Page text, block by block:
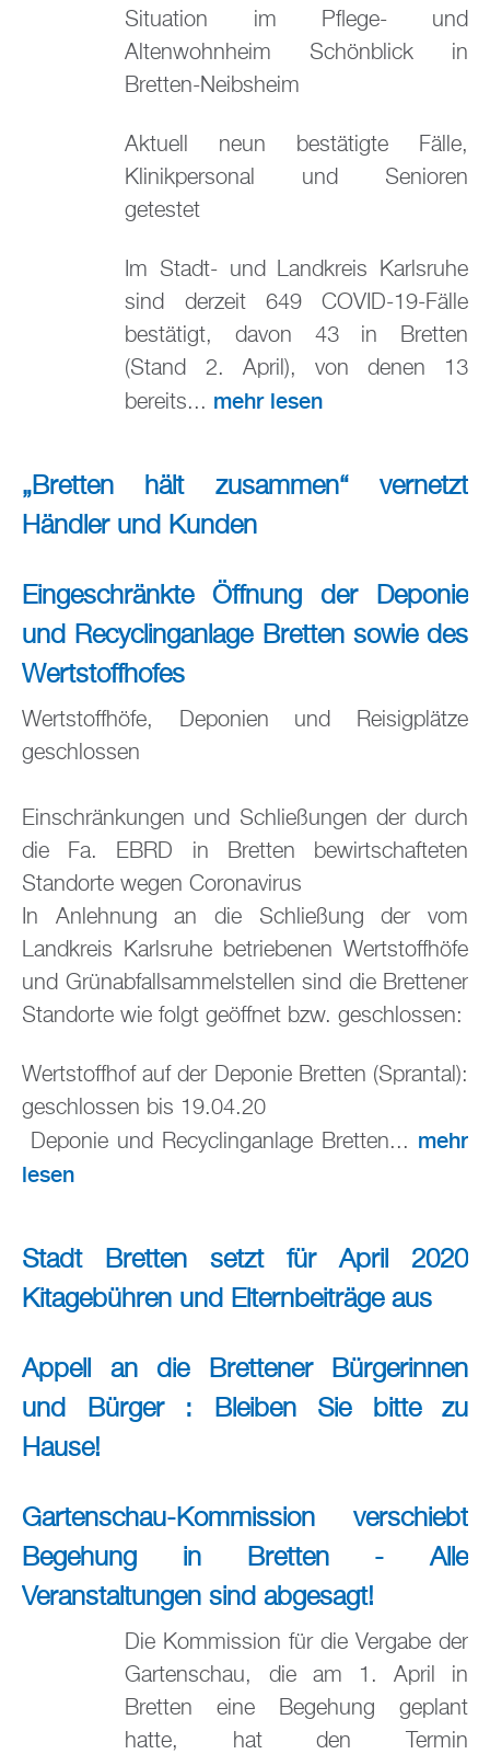
Situation im Pflege- und
Altenwohnheim Schönblick in
Bretten-Neibsheim
Aktuell neun bestätigte Fälle,
Klinikpersonal und Senioren
getestet
Im Stadt- und Landkreis Karlsruhe
sind derzeit 649 COVID-19-Fälle
bestätigt, davon 43 in Bretten
(Stand 2. April), von denen 13
bereits... mehr lesen
„Bretten hält zusammen“ vernetzt
Händler und Kunden
Eingeschränkte Öffnung der Deponie
und Recyclinganlage Bretten sowie des
Wertstoffhofes
Wertstoffhöfe, Deponien und Reisigplätze
geschlossen
Einschränkungen und Schließungen der durch
die Fa. EBRD in Bretten bewirtschafteten
Standorte wegen Coronavirus
In Anlehnung an die Schließung der vom
Landkreis Karlsruhe betriebenen Wertstoffhöfe
und Grünabfallsammelstellen sind die Brettener
Standorte wie folgt geöffnet bzw. geschlossen:
Wertstoffhof auf der Deponie Bretten (Sprantal):
geschlossen bis 19.04.20
Deponie und Recyclinganlage Bretten... mehr
lesen
Stadt Bretten setzt für April 2020
Kitagebühren und Elternbeiträge aus
Appell an die Brettener Bürgerinnen
und Bürger : Bleiben Sie bitte zu
Hause!
Gartenschau-Kommission verschiebt
Begehung in Bretten - Alle
Veranstaltungen sind abgesagt!
Die Kommission für die Vergabe der
Gartenschau, die am 1. April in
Bretten eine Begehung geplant
hatte, hat den Termin